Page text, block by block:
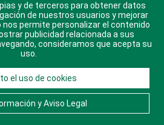
para Android, iOS y
Huawei.
todos los derechos reservados.
Legal. Ponte en Contacto
más sobre Diario Libre
y de terceros para obtener datos
de nuestros usuarios y mejorar
permite personalizar el contenido
publicidad relacionada a sus
consideramos que acepta su
uso.
el uso de cookies
y Aviso Legal